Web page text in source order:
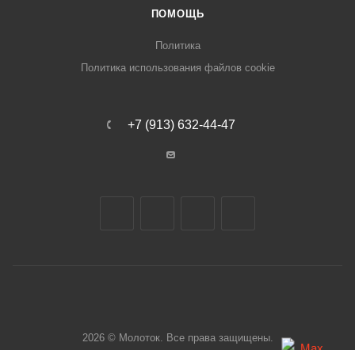
ПОМОЩЬ
Политика
Политика использования файлов cookie
+7 (913) 632-44-47
2026 © Молоток. Все права защищены.